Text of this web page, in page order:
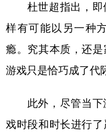
杜世超指出，即
样有可能以另一种
瘾。究其本质，还是
游戏只是恰巧成了代
此外，尽管当下
戏时段和时长进行